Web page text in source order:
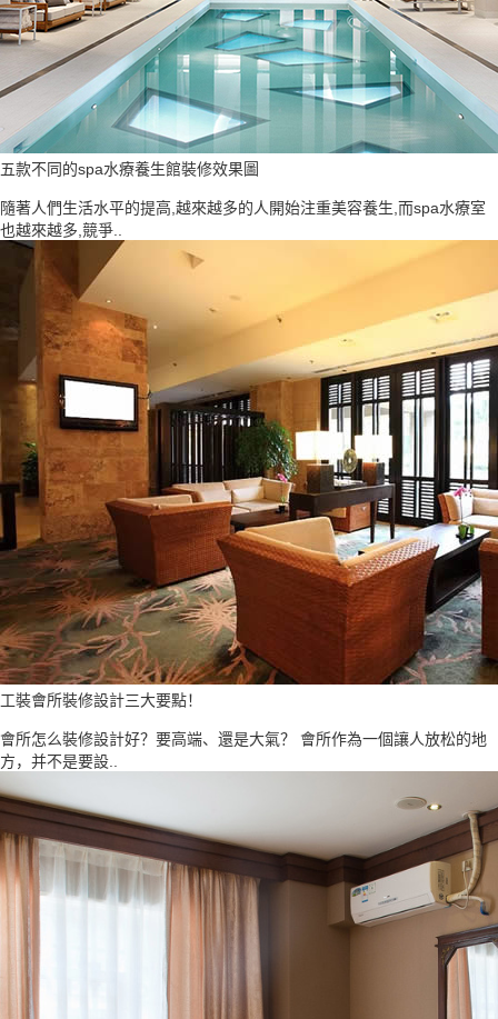
五款不同的spa水療養生館裝修效果圖
隨著人們生活水平的提高,越來越多的人開始注重美容養生,而spa水療室
也越來越多,競爭..
工裝會所裝修設計三大要點！
會所怎么裝修設計好？要高端、還是大氣？ 會所作為一個讓人放松的地
方，并不是要設..